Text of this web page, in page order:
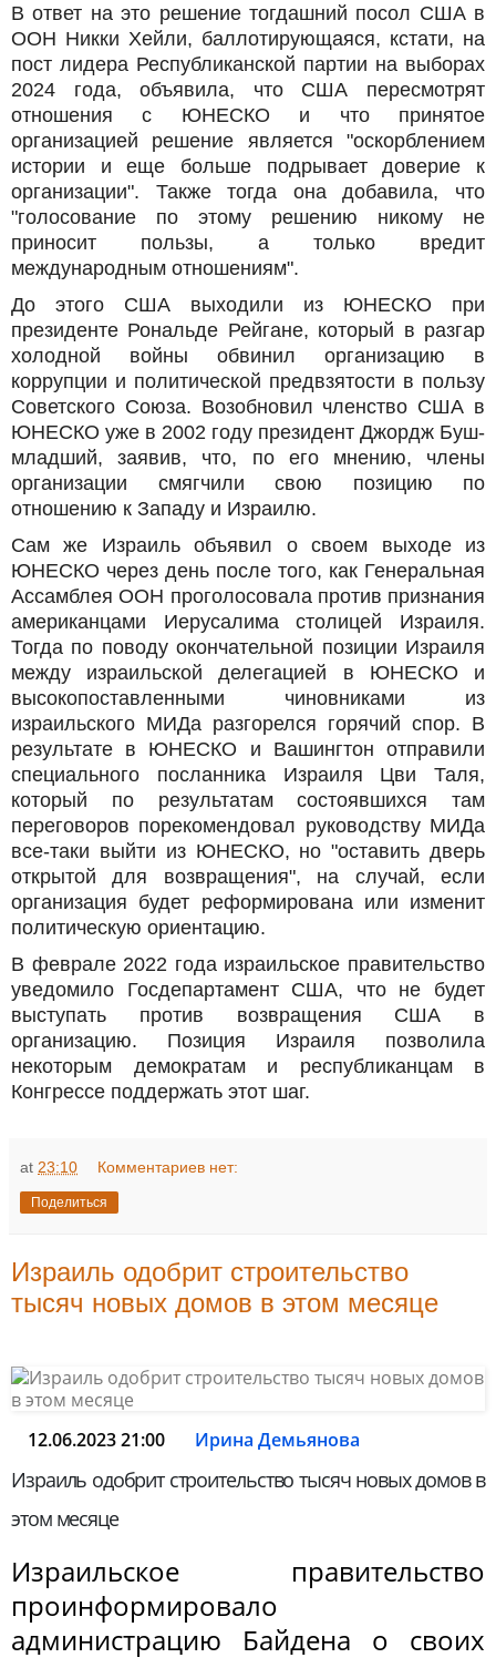
В ответ на это решение тогдашний посол США в
ООН Никки Хейли, баллотирующаяся, кстати, на
пост лидера Республиканской партии на выборах
2024 года, объявила, что США пересмотрят
отношения с ЮНЕСКО и что принятое
организацией решение является "оскорблением
истории и еще больше подрывает доверие к
организации". Также тогда она добавила, что
"голосование по этому решению никому не
приносит пользы, а только вредит
международным отношениям".
До этого США выходили из ЮНЕСКО при
президенте Рональде Рейгане, который в разгар
холодной войны обвинил организацию в
коррупции и политической предвзятости в пользу
Советского Союза. Возобновил членство США в
ЮНЕСКО уже в 2002 году президент Джордж Буш-
младший, заявив, что, по его мнению, члены
организации смягчили свою позицию по
отношению к Западу и Израилю.
Сам же Израиль объявил о своем выходе из
ЮНЕСКО через день после того, как Генеральная
Ассамблея ООН проголосовала против признания
американцами Иерусалима столицей Израиля.
Тогда по поводу окончательной позиции Израиля
между израильской делегацией в ЮНЕСКО и
высокопоставленными чиновниками из
израильского МИДа разгорелся горячий спор. В
результате в ЮНЕСКО и Вашингтон отправили
специального посланника Израиля Цви Таля,
который по результатам состоявшихся там
переговоров порекомендовал руководству МИДа
все-таки выйти из ЮНЕСКО, но "оставить дверь
открытой для возвращения", на случай, если
организация будет реформирована или изменит
политическую ориентацию.
В феврале 2022 года израильское правительство
уведомило Госдепартамент США, что не будет
выступать против возвращения США в
организацию. Позиция Израиля позволила
некоторым демократам и республиканцам в
Конгрессе поддержать этот шаг.
at 23:10 Комментариев нет:
Поделиться
Израиль одобрит строительство
тысяч новых домов в этом месяце
12.06.2023 21:00 Ирина Демьянова
Израиль одобрит строительство тысяч новых домов в
этом месяце
Израильское правительство
проинформировало
администрацию Байдена о своих